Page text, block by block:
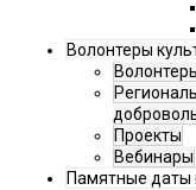
Волонтеры
Проекты
Вебинары
Памятные даты